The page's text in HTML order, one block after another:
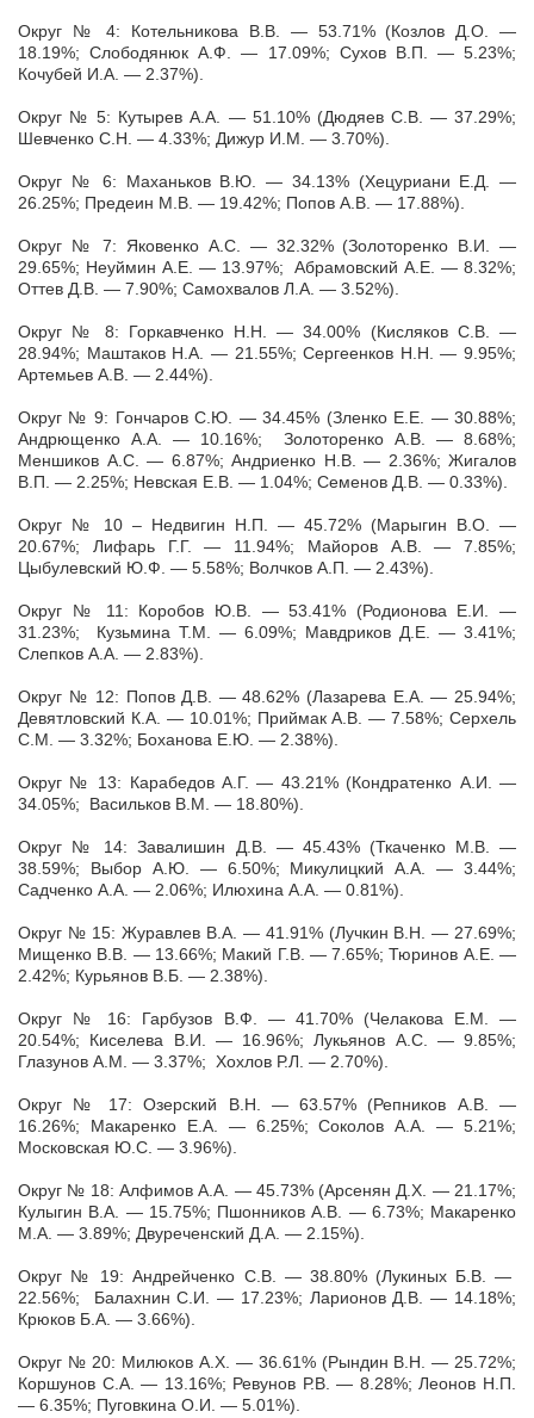
Округ № 4: Котельникова В.В. — 53.71% (Козлов Д.О. —
18.19%; Слободянюк А.Ф. — 17.09%; Сухов В.П. — 5.23%;
Кочубей И.А. — 2.37%).
Округ № 5: Кутырев А.А. — 51.10% (Дюдяев С.В. — 37.29%;
Шевченко С.Н. — 4.33%; Дижур И.М. — 3.70%).
Округ № 6: Маханьков В.Ю. — 34.13% (Хецуриани Е.Д. —
26.25%; Предеин М.В. — 19.42%; Попов А.В. — 17.88%).
Округ № 7: Яковенко А.С. — 32.32% (Золоторенко В.И. —
29.65%; Неуймин А.Е. — 13.97%; Абрамовский А.Е. — 8.32%;
Оттев Д.В. — 7.90%; Самохвалов Л.А. — 3.52%).
Округ № 8: Горкавченко Н.Н. — 34.00% (Кисляков С.В. —
28.94%; Маштаков Н.А. — 21.55%; Сергеенков Н.Н. — 9.95%;
Артемьев А.В. — 2.44%).
Округ № 9: Гончаров С.Ю. — 34.45% (Зленко Е.Е. — 30.88%;
Андрющенко А.А. — 10.16%; Золоторенко А.В. — 8.68%;
Меншиков А.С. — 6.87%; Андриенко Н.В. — 2.36%; Жигалов
В.П. — 2.25%; Невская Е.В. — 1.04%; Семенов Д.В. — 0.33%).
Округ № 10 – Недвигин Н.П. — 45.72% (Марыгин В.О. —
20.67%; Лифарь Г.Г. — 11.94%; Майоров А.В. — 7.85%;
Цыбулевский Ю.Ф. — 5.58%; Волчков А.П. — 2.43%).
Округ № 11: Коробов Ю.В. — 53.41% (Родионова Е.И. —
31.23%; Кузьмина Т.М. — 6.09%; Мавдриков Д.Е. — 3.41%;
Слепков А.А. — 2.83%).
Округ № 12: Попов Д.В. — 48.62% (Лазарева Е.А. — 25.94%;
Девятловский К.А. — 10.01%; Приймак А.В. — 7.58%; Серхель
С.М. — 3.32%; Боханова Е.Ю. — 2.38%).
Округ № 13: Карабедов А.Г. — 43.21% (Кондратенко А.И. —
34.05%; Васильков В.М. — 18.80%).
Округ № 14: Завалишин Д.В. — 45.43% (Ткаченко М.В. —
38.59%; Выбор А.Ю. — 6.50%; Микулицкий А.А. — 3.44%;
Садченко А.А. — 2.06%; Илюхина А.А. — 0.81%).
Округ № 15: Журавлев В.А. — 41.91% (Лучкин В.Н. — 27.69%;
Мищенко В.В. — 13.66%; Макий Г.В. — 7.65%; Тюринов А.Е. —
2.42%; Курьянов В.Б. — 2.38%).
Округ № 16: Гарбузов В.Ф. — 41.70% (Челакова Е.М. —
20.54%; Киселева В.И. — 16.96%; Лукьянов А.С. — 9.85%;
Глазунов А.М. — 3.37%; Хохлов Р.Л. — 2.70%).
Округ № 17: Озерский В.Н. — 63.57% (Репников А.В. —
16.26%; Макаренко Е.А. — 6.25%; Соколов А.А. — 5.21%;
Московская Ю.С. — 3.96%).
Округ № 18: Алфимов А.А. — 45.73% (Арсенян Д.Х. — 21.17%;
Кулыгин В.А. — 15.75%; Пшонников А.В. — 6.73%; Макаренко
М.А. — 3.89%; Двуреченский Д.А. — 2.15%).
Округ № 19: Андрейченко С.В. — 38.80% (Лукиных Б.В. —
22.56%; Балахнин С.И. — 17.23%; Ларионов Д.В. — 14.18%;
Крюков Б.А. — 3.66%).
Округ № 20: Милюков А.Х. — 36.61% (Рындин В.Н. — 25.72%;
Коршунов С.А. — 13.16%; Ревунов Р.В. — 8.28%; Леонов Н.П.
— 6.35%; Пуговкина О.И. — 5.01%).